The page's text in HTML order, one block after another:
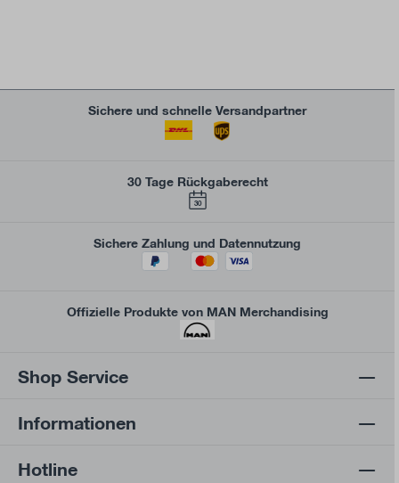
Sichere und schnelle Versandpartner
30 Tage Rückgaberecht
30
Sichere Zahlung und Datennutzung
Offizielle Produkte von MAN Merchandising
Hotline
Shop Service
Informationen